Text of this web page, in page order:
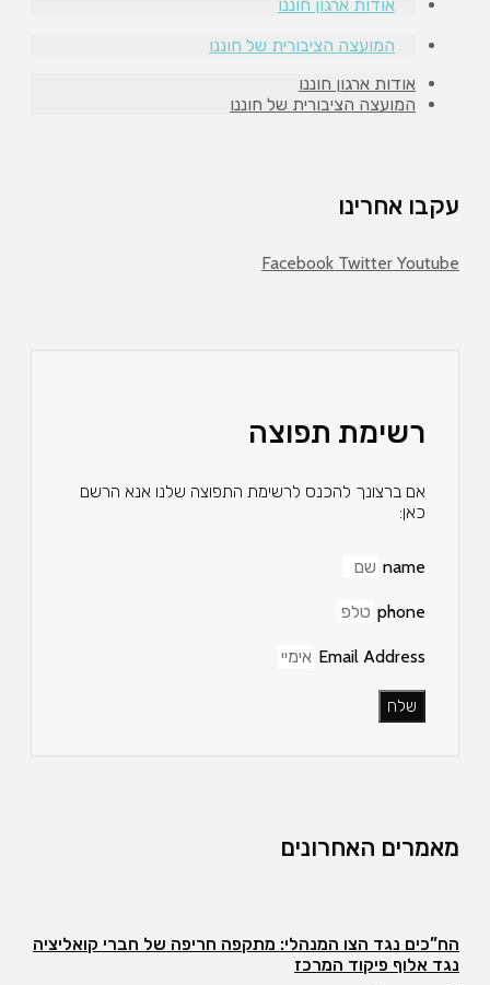
אודות ארגון חוננו
המועצה הציבורית של חוננו
אודות ארגון חוננו
המועצה הציבורית של חוננו
עקבו אחרינו
Facebook Twitter Youtube
רשימת תפוצה
אם ברצונך להכנס לרשימת התפוצה שלנו אנא הרשם
כאן:
name
phone
Email Address
שלח
מאמרים האחרונים
הח”כים נגד הצו המנהלי: מתקפה חריפה של חברי קואליציה
נגד אלוף פיקוד המרכז